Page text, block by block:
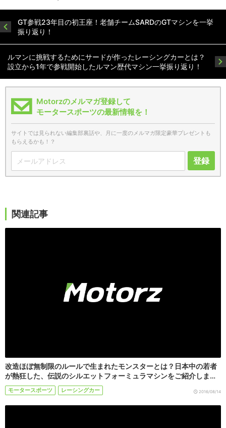
GT参戦23年目の初王座！老舗チームSARDのGTマシンを一挙
振り返り！
ルマンに挑戦するためにサードが作ったレーシングカーとは？
設立から1年で参戦開始したルマン歴代マシン一挙振り返り！
Motorzのメルマガ登録して
モータースポーツの最新情報を！
サイトでは見られない編集部裏話や、月に一度のメルマガ限定豪華プレゼントも
もらえるかも！？
登録
関連記事
改造ほぼ無制限のルールで生まれたモンスターとは？日本中の若者
が熱狂した、伝説のシルエットフォーミュラマシンをご紹介しま…
モータースポーツ レーシングカー 2016/08/14